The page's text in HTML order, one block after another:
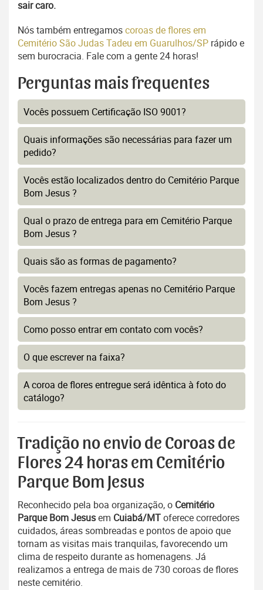
sair caro.
Nós também entregamoscoroas de flores em
Cemitério São Judas Tadeu em Guarulhos/SP rápido e
sem burocracia. Fale com a gente 24 horas!
Perguntas mais frequentes
Vocês possuem Certificação ISO 9001?
Quais informações são necessárias para fazer um
pedido?
Vocês estão localizados dentro do Cemitério Parque
Bom Jesus ?
Qual o prazo de entrega para em Cemitério Parque
Bom Jesus ?
Quais são as formas de pagamento?
Vocês fazem entregas apenas no Cemitério Parque
Bom Jesus ?
Como posso entrar em contato com vocês?
O que escrever na faixa?
A coroa de flores entregue será idêntica à foto do
catálogo?
Tradição no envio de Coroas de
Flores 24 horas em Cemitério
Parque Bom Jesus
Reconhecido pela boa organização, o Cemitério
Parque Bom Jesusem Cuiabá/MToferece corredores
cuidados, áreas sombreadas e pontos de apoio que
tornam as visitas mais tranquilas, favorecendo um
clima de respeito durante as homenagens. Já
realizamos a entrega de mais de 730 coroas de flores
neste cemitério.